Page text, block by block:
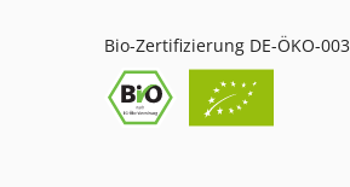
Bio-Zertifizierung DE-ÖKO-003